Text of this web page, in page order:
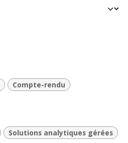
Compte-rendu
Solutions analytiques gérées